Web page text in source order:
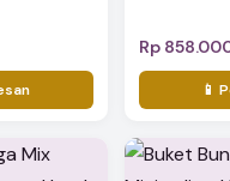
Rp
📱